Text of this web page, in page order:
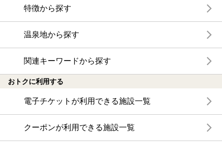
特徴から探す
温泉地から探す
関連キーワードから探す
おトクに利用する
電子チケットが利用できる施設一覧
クーポンが利用できる施設一覧